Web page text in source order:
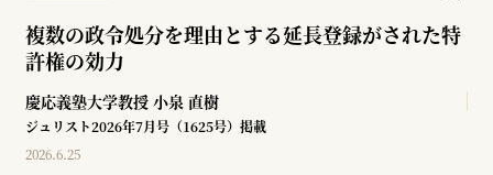
複数の政令処分を理由とする延長登録がされた特
許権の効力
慶応義塾大学教授 小泉 直樹
ジュリスト2026年7月号（1625号）掲載
2026.6.25